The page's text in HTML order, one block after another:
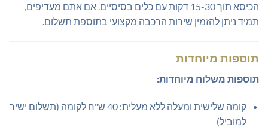
הכיסא תוך 15-30 דקות עם כלים בסיסיים. אם אתם מעדיפים,
תמיד ניתן להזמין שירות הרכבה מקצועי בתוספת תשלום.
תוספות מיוחדות
תוספות משלוח מיוחדות:
קומה שלישית ומעלה ללא מעלית: 40 ש"ח לקומה (תשלום ישיר
למוביל)